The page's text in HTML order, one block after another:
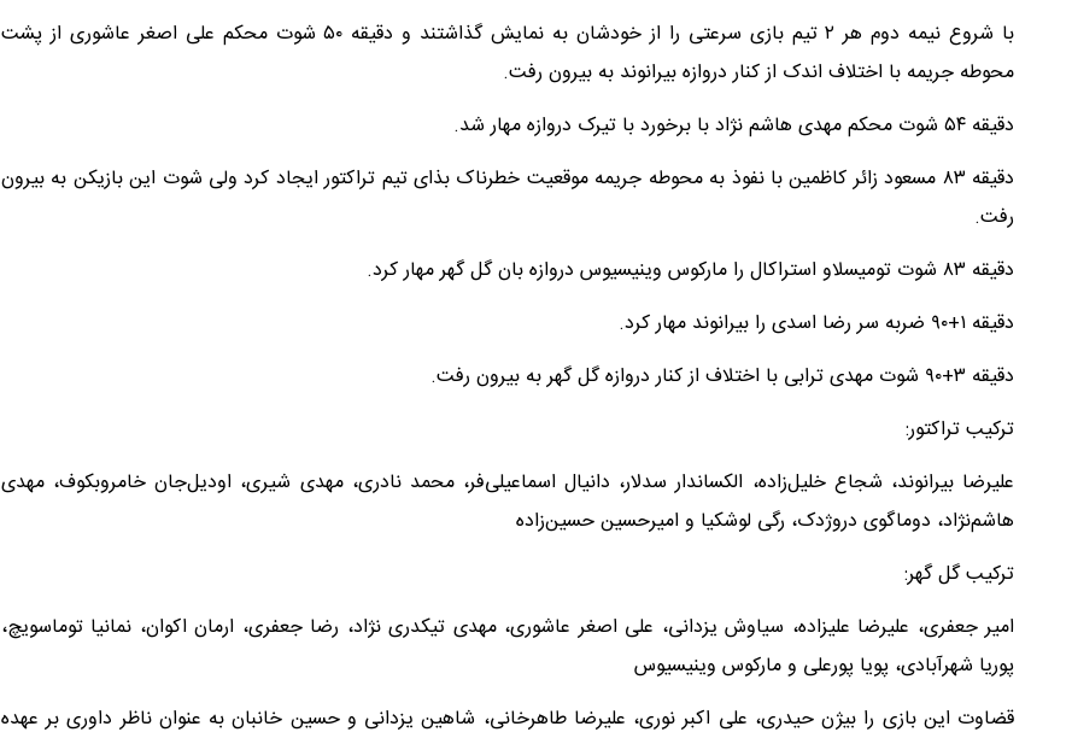
با شروع نیمه دوم هر ۲ تیم بازی سرعتی را از خودشان به نمایش گذاشتند و دقیقه ۵۰ شوت محکم علی اصغر عاشوری از پشت
محوطه جریمه با اختلاف اندک از کنار دروازه بیرانوند به بیرون رفت.
دقیقه ۵۴ شوت محکم مهدی هاشم نژاد با برخورد با تیرک دروازه مهار شد.
دقیقه ۸۳ مسعود زائر کاظمین با نفوذ به محوطه جریمه موقعیت خطرناک بذای تیم تراکتور ایجاد کرد ولی شوت این بازیکن به بیرون
رفت.
دقیقه ۸۳ شوت تومیسلاو استراکال را مارکوس وینیسیوس دروازه بان گل گهر مهار کرد.
دقیقه ۱+۹٠ ضربه سر رضا اسدی را بیرانوند مهار کرد.
دقیقه ۳+۹٠ شوت مهدی ترابی با اختلاف از کنار دروازه گل گهر به بیرون رفت.
ترکیب تراکتور:
علیرضا بیرانوند، شجاع خلیل‌زاده، الکساندار سدلار، دانیال اسماعیلی‌فر، محمد نادری، مهدی شیری، اودیل‌جان خامروبکوف، مهدی
هاشم‌نژاد، دوماگوی دروژدک، رگی لوشکیا و امیرحسین حسین‌زاده
ترکیب گل گهر:
امیر جعفری، علیرضا علیزاده، سیاوش یزدانی، علی اصغر عاشوری، مهدی تیکدری نژاد، رضا جعفری، ارمان اکوان، نمانیا توماسویچ،
پوریا شهرآبادی، پویا پورعلی و مارکوس وینیسیوس
قضاوت این بازی را بیژن حیدری، علی اکبر نوری، علیرضا طاهرخانی، شاهین یزدانی و حسین خانبان به عنوان ناظر داوری بر عهده